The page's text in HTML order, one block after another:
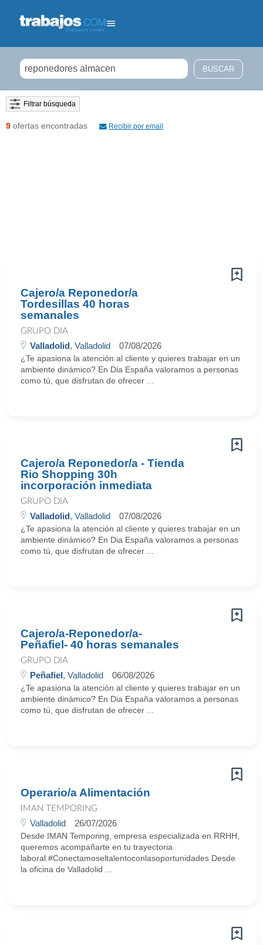
Filtrar búsqueda
9 ofertas encontradas Recibir por email
Cajero/a Reponedor/a
Tordesillas 40 horas
semanales
GRUPO DIA
Valladolid, Valladolid 07/08/2026
¿Te apasiona la atención al cliente y quieres trabajar en un
ambiente dinámico? En Dia España valoramos a personas
como tú, que disfrutan de ofrecer ...
Cajero/a Reponedor/a - Tienda
Rio Shopping 30h
incorporación inmediata
GRUPO DIA
Valladolid, Valladolid 07/08/2026
¿Te apasiona la atención al cliente y quieres trabajar en un
ambiente dinámico? En Dia España valoramos a personas
como tú, que disfrutan de ofrecer ...
Cajero/a-Reponedor/a-
Peñafiel- 40 horas semanales
GRUPO DIA
Peñafiel, Valladolid 06/08/2026
¿Te apasiona la atención al cliente y quieres trabajar en un
ambiente dinámico? En Dia España valoramos a personas
como tú, que disfrutan de ofrecer ...
Operario/a Alimentación
IMAN TEMPORING
Valladolid 26/07/2026
Desde IMAN Temporing, empresa especializada en RRHH,
queremos acompañarte en tu trayectoria
laboral.#Conectamoseltalentoconlasoportunidades Desde
la oficina de Valladolid ...